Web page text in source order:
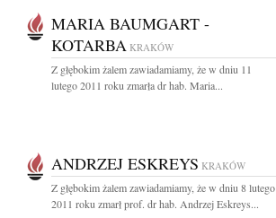
MARIA BAUMGART -
KOTARBA KRAKÓW
Z głębokim żalem zawiadamiamy, że w dniu 11
lutego 2011 roku zmarła dr hab. Maria...
ANDRZEJ ESKREYS KRAKÓW
Z głębokim żalem zawiadamiamy, że w dniu 8 lutego
2011 roku zmarł prof. dr hab. Andrzej Eskreys...